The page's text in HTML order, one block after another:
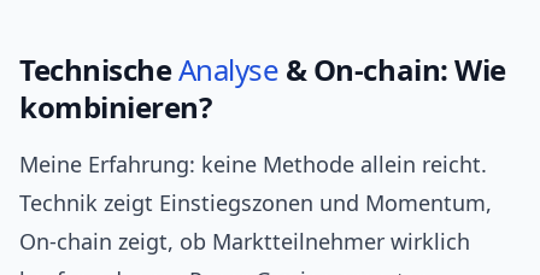
TechnischeAnalyse & On-chain: Wie
kombinieren?
Meine Erfahrung: keine Methode allein reicht.
Technik zeigt Einstiegszonen und Momentum,
On-chain zeigt, ob Marktteilnehmer wirklich